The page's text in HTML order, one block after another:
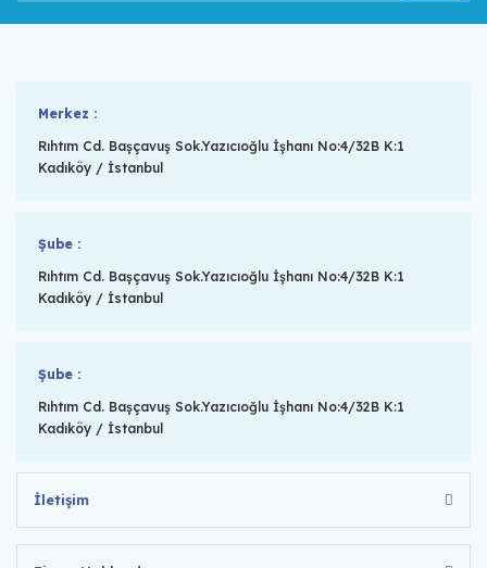
Merkez :
Rıhtım Cd. Başçavuş Sok.Yazıcıoğlu İşhanı No:4/32B K:1
Kadıköy / İstanbul
Şube :
Rıhtım Cd. Başçavuş Sok.Yazıcıoğlu İşhanı No:4/32B K:1
Kadıköy / İstanbul
Şube :
Rıhtım Cd. Başçavuş Sok.Yazıcıoğlu İşhanı No:4/32B K:1
Kadıköy / İstanbul
İletişim